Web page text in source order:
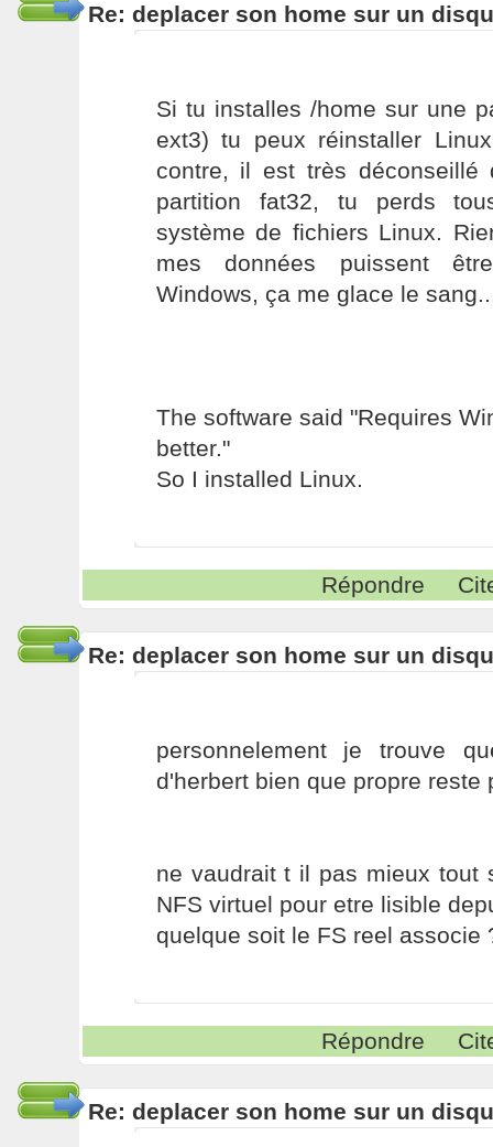
Re: deplacer son home sur un
Si tu installes /home sur une
ext3) tu peux réinstaller
contre, il est très
partition fat32, tu perds
système de fichiers Linux.
mes données puissent
Windows, ça me glace le
The software said "Requires
better."
So I installed Linux.
Répondre
Re: deplacer son home sur un
personnelement je trouve
d'herbert bien que propre reste
ne vaudrait t il pas mieux tout
NFS virtuel pour etre lisible
quelque soit le FS reel associe
Répondre
Re: deplacer son home sur un